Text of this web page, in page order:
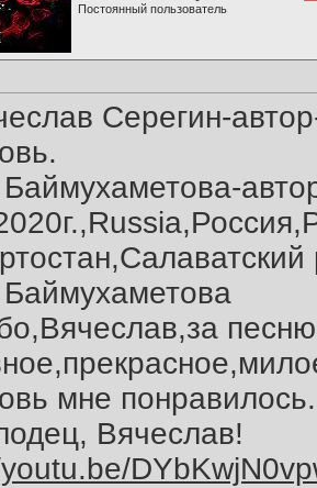
Постоянный пользователь
Серегин-
мне
Вячеслав!